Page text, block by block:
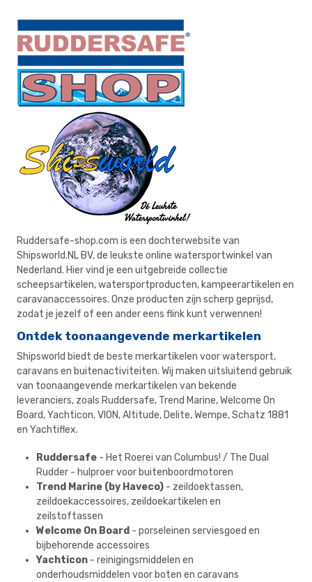
Ruddersafe-shop.com is een dochterwebsite van
Shipsworld.NL BV, de leukste online watersportwinkel van
Nederland. Hier vind je een uitgebreide collectie
scheepsartikelen, watersportproducten, kampeerartikelen en
caravanaccessoires. Onze producten zijn scherp geprijsd,
zodat je jezelf of een ander eens flink kunt verwennen!
Ontdek toonaangevende merkartikelen
Shipsworld biedt de beste merkartikelen voor watersport,
caravans en buitenactiviteiten. Wij maken uitsluitend gebruik
van toonaangevende merkartikelen van bekende
leveranciers, zoals Ruddersafe, Trend Marine, Welcome On
Board, Yachticon, VION, Altitude, Delite, Wempe, Schatz 1881
en Yachtiflex.
Ruddersafe - Het Roerei van Columbus! / The Dual
Rudder - hulproer voor buitenboordmotoren
Trend Marine (by Haveco) - zeildoektassen,
zeildoekaccessoires, zeildoekartikelen en
zeilstoftassen
Welcome On Board - porseleinen serviesgoed en
bijbehorende accessoires
Yachticon - reinigingsmiddelen en
onderhoudsmiddelen voor boten en caravans